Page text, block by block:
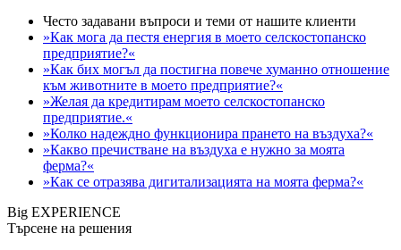
Често задавани въпроси и теми от нашите клиенти
»Как мога да пестя енергия в моето селскостопанско
предприятие?«
»Как бих могъл да постигна повече хуманно отношение
към животните в моето предприятие?«
»Желая да кредитирам моето селскостопанско
предприятие.«
»Колко надеждно функционира прането на въздуха?«
»Какво пречистване на въздуха е нужно за моята
ферма?«
»Как се отразява дигитализацията на моята ферма?«
Big EXPERIENCE
Търсене на решения